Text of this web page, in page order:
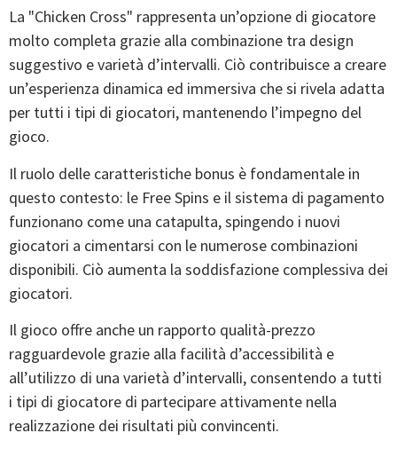
La "Chicken Cross" rappresenta un’opzione di giocatore
molto completa grazie alla combinazione tra design
suggestivo e varietà d’intervalli. Ciò contribuisce a creare
un’esperienza dinamica ed immersiva che si rivela adatta
per tutti i tipi di giocatori, mantenendo l’impegno del
gioco.
Il ruolo delle caratteristiche bonus è fondamentale in
questo contesto: le Free Spins e il sistema di pagamento
funzionano come una catapulta, spingendo i nuovi
giocatori a cimentarsi con le numerose combinazioni
disponibili. Ciò aumenta la soddisfazione complessiva dei
giocatori.
Il gioco offre anche un rapporto qualità-prezzo
ragguardevole grazie alla facilità d’accessibilità e
all’utilizzo di una varietà d’intervalli, consentendo a tutti
i tipi di giocatore di partecipare attivamente nella
realizzazione dei risultati più convincenti.